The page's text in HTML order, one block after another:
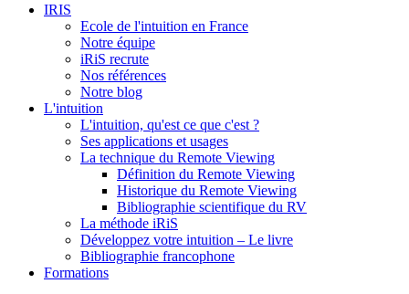
IRIS
Ecole de l'intuition en France
Notre équipe
iRiS recrute
Nos références
Notre blog
L'intuition
L'intuition, qu'est ce que c'est ?
Ses applications et usages
La technique du Remote Viewing
Définition du Remote Viewing
Historique du Remote Viewing
Bibliographie scientifique du RV
La méthode iRiS
Développez votre intuition – Le livre
Bibliographie francophone
Formations